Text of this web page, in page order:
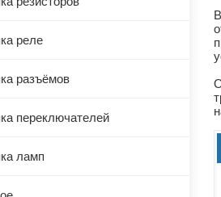
реле
разъёмов
переключателей
ламп